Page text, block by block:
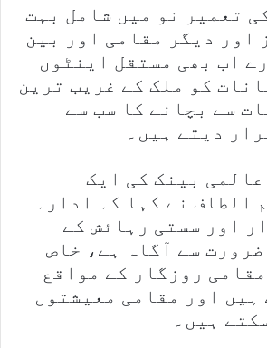
تعمیر نو میں شامل بہت
اور دیگر مقامی اور بین
اب بھی مستقل اینٹوں
کو ملک کے غریب ترین
سے بچانے کا سب سے
دیتے ہیں۔
بینک کی ایک
الطاف نے کہا کہ ادارہ
اور سستی رہائش کے
سے آگاہ ہے، خاص
روزگار کے مواقع
ہیں اور مقامی معیشتوں
ہیں۔